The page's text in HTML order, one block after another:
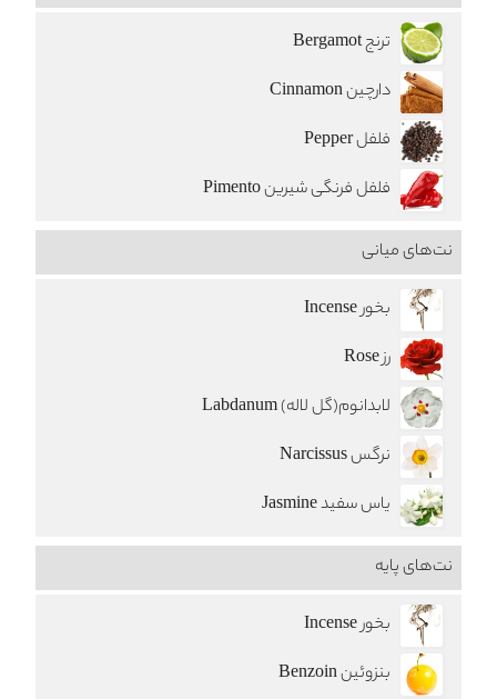
ترنج Bergamot
دارچین Cinnamon
فلفل Pepper
فلفل فرنگی شيرين Pimento
نت‌های میانی
بخور Incense
رز Rose
لابدانوم(گل لاله) Labdanum
نرگس Narcissus
یاس سفید Jasmine
نت‌های پایه
بخور Incense
بنزوئین Benzoin